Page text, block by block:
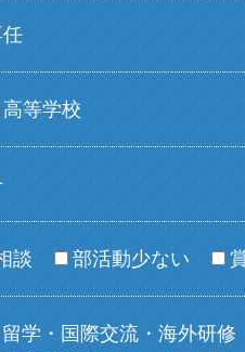
高等学校
談 部活動少ない
留学・国際交流・海外研修